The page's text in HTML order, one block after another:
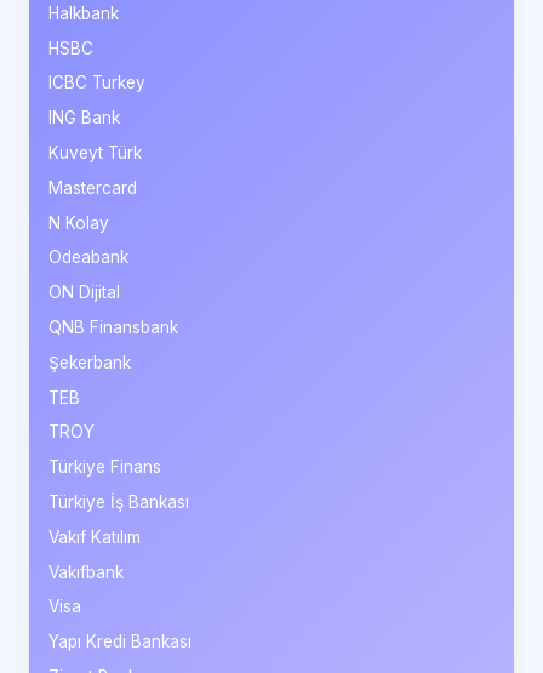
Halkbank
HSBC
ICBC Turkey
ING Bank
Kuveyt Türk
Mastercard
N Kolay
Odeabank
ON Dijital
QNB Finansbank
Şekerbank
TEB
TROY
Türkiye Finans
Türkiye İş Bankası
Vakıf Katılım
Vakıfbank
Visa
Yapı Kredi Bankası